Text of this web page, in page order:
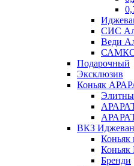
СИС
Веди
Подарочный
Эксклюзив
Коньяк
ВКЗ
Коньяк
Коньяк
Бренди